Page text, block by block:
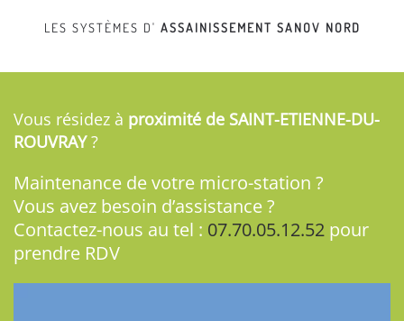
LES SYSTÈMES D' ASSAINISSEMENT SANOV NORD
Vous résidez à proximité de SAINT-ETIENNE-DU-
ROUVRAY?
Maintenance de votre micro-station ?
Vous avez besoin d’assistance ?
Contactez-nous au tel : 07.70.05.12.52 pour
prendre RDV